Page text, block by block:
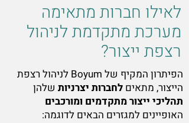
לאילו חברות מתאימה
מערכת מתקדמת לניהול
רצפת ייצור?
הפיתרון המקיף של Boyum לניהול רצפת
הייצור, מתאים לחברות יצרניות שלהן
תהליכי ייצור מתקדמים ומורכבים
האופיינים למגזרים הבאים לדוגמה: